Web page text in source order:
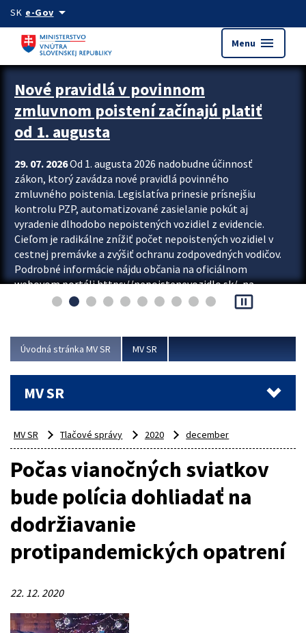
Preskocit na hlavný obsah
SK e-Govarrow_drop_down
Menu menu
Zastavit automatický posun upútavok
Nové pravidlá v povinnom
zmluvnom poistení začínajú platiť
od 1. augusta
29. 07. 2026Od 1. augusta 2026 nadobudne účinnosť
zákon, ktorý zavádza nové pravidlá povinného
zmluvného poistenia. Legislatíva prinesie prísnejšiu
kontrolu PZP, automatizované zasielanie pokút aj
vyradenie dlhodobo nepoistených vozidiel z evidencie.
Cieľom je radikálne znížiť počet nepoistených vozidiel v
cestnej premávke a zvýšiť ochranu zodpovedných vodičov.
Podrobné informácie nájdu občania na oficiálnom
webovom portáli https://nepoistenevozidlo.sk/, na
ktorom od augusta pribudne aj možnosť overiť si...
pause_presentation
Úvodná stránka MV SR MV SR
MV SR
MV SR Tlačové správy 2020 december
Počas vianočných sviatkov
bude polícia dohliadať na
dodržiavanie
protipandemických opatrení
22. 12. 2020